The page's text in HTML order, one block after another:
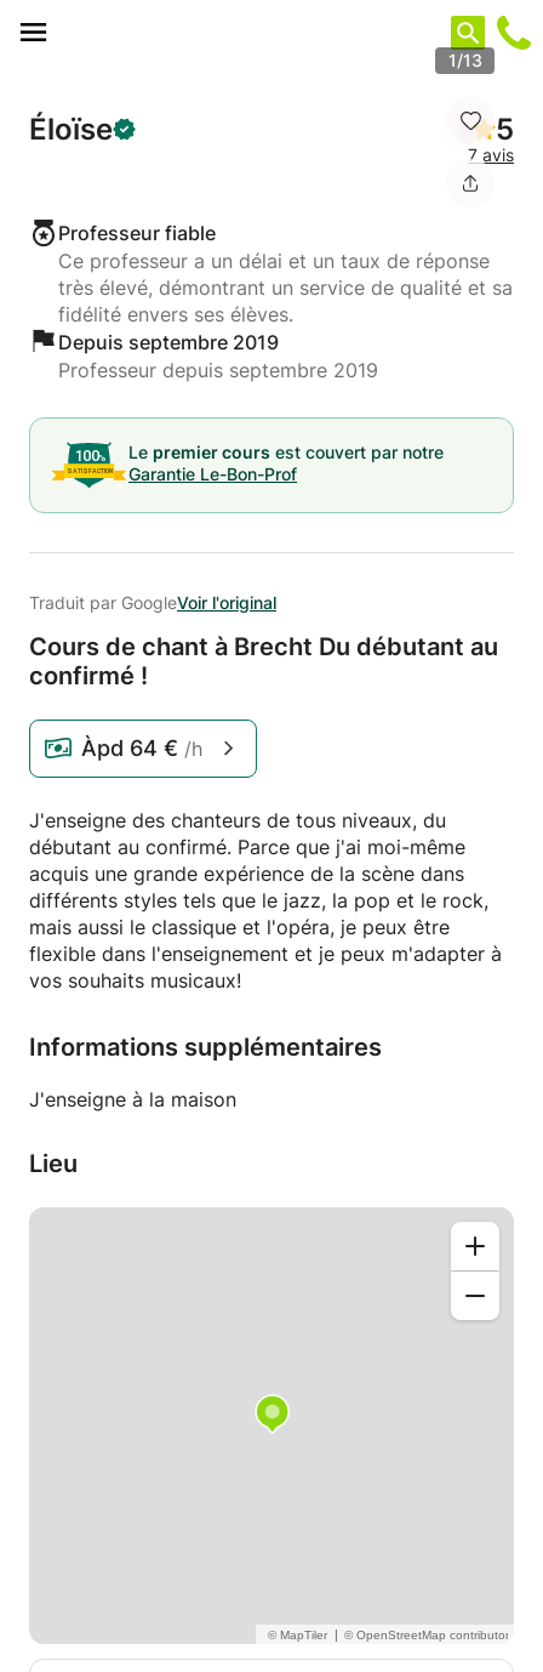
1/13
Éloïse 5
7 avis
Professeur fiable
Ce professeur a un délai et un taux de réponse
très élevé, démontrant un service de qualité et sa
fidélité envers ses élèves.
Depuis septembre 2019
Professeur depuis septembre 2019
Le premier cours est couvert par notre
Garantie Le-Bon-Prof
Traduit par GoogleVoir l'original
Cours de chant à Brecht Du débutant au
confirmé !
Àpd 64 € /h
J'enseigne des chanteurs de tous niveaux, du
débutant au confirmé. Parce que j'ai moi-même
acquis une grande expérience de la scène dans
différents styles tels que le jazz, la pop et le rock,
mais aussi le classique et l'opéra, je peux être
flexible dans l'enseignement et je peux m'adapter à
vos souhaits musicaux!
Informations supplémentaires
J'enseigne à la maison
Lieu
|